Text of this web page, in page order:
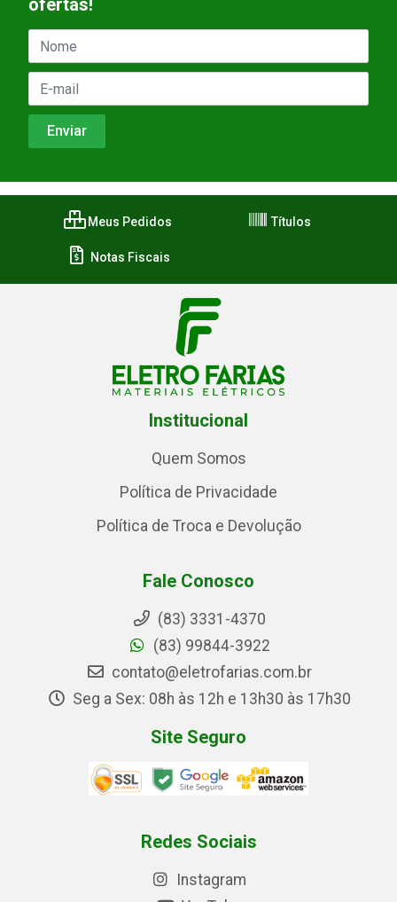
ofertas!
Meus Pedidos Títulos
Notas Fiscais
Institucional
Quem Somos
Política de Privacidade
Política de Troca e Devolução
Fale Conosco
(83) 3331-4370
(83) 99844-3922
contato@eletrofarias.com.br
Seg a Sex: 08h às 12h e 13h30 às 17h30
Site Seguro
Redes Sociais
Instagram